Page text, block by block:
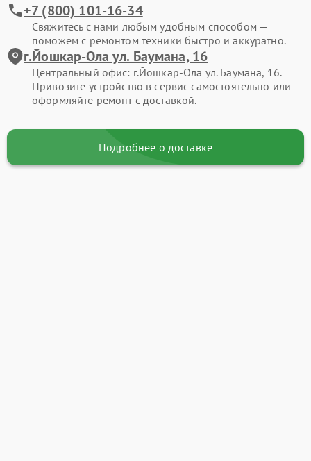
+7 (800) 101-16-34
Свяжитесь с нами любым удобным способом —
поможем с ремонтом техники быстро и аккуратно.
г.Йошкар-Ола ул. Баумана, 16
Центральный офис: г.Йошкар-Ола ул. Баумана, 16.
Привозите устройство в сервис самостоятельно или
оформляйте ремонт с доставкой.
Подробнее о доставке